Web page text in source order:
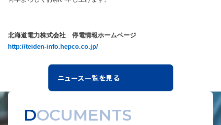
北海道電力株式会社 停電情報ホームページ
http://teiden-info.hepco.co.jp/
ニュース一覧を見る
DOCUMENTS